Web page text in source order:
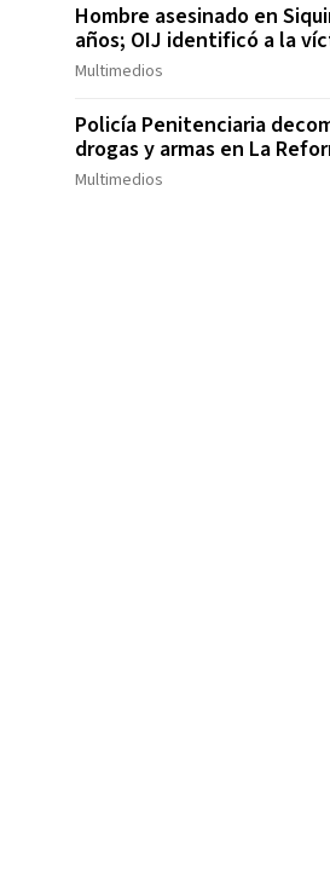
Hombre asesinado en
años; OIJ identificó a la
Multimedios
Policía Penitenciaria
drogas y armas en La
Multimedios